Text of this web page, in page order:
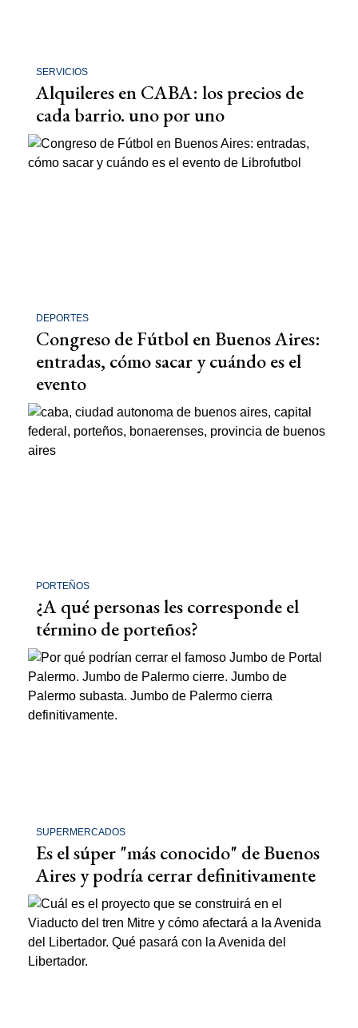
SERVICIOS
Alquileres en CABA: los precios de
cada barrio. uno por uno
DEPORTES
Congreso de Fútbol en Buenos Aires:
entradas, cómo sacar y cuándo es el
evento
PORTEÑOS
¿A qué personas les corresponde el
término de porteños?
SUPERMERCADOS
Es el súper "más conocido" de Buenos
Aires y podría cerrar definitivamente